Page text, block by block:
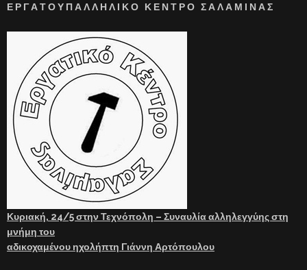
Ε Ρ Γ Α Τ Ο Υ Π Α Λ Λ Η Λ Ι Κ Ο Κ Ε Ν Τ Ρ Ο Σ Α Λ Α Μ Ι Ν Α Σ
Κυριακή, 24/5 στην Τεχνόπολη – Συναυλία αλληλεγγύης στη
μνήμη του
αδικοχαμένου ηχολήπτη Γιάννη Αρτόπουλου